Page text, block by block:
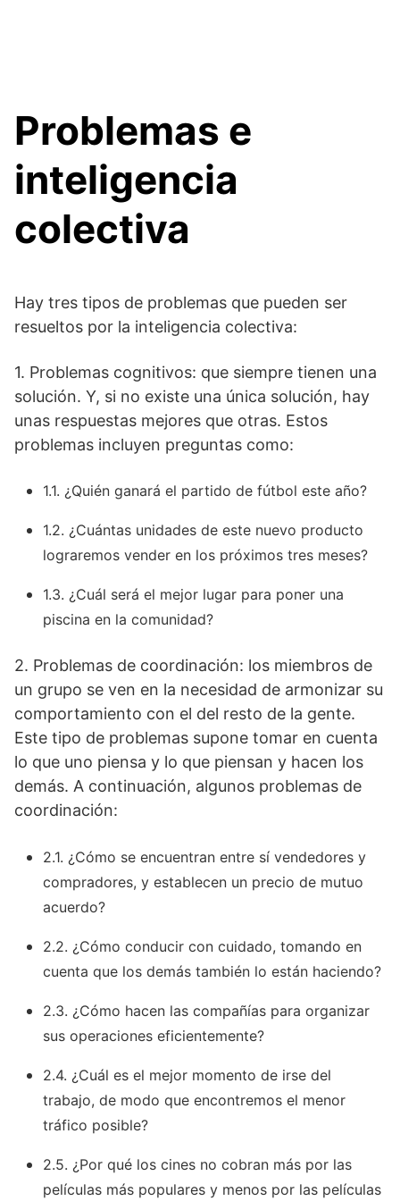
Problemas e
inteligencia
colectiva
Hay tres tipos de problemas que pueden ser
resueltos por la inteligencia colectiva:
1. Problemas cognitivos: que siempre tienen una
solución. Y, si no existe una única solución, hay
unas respuestas mejores que otras. Estos
problemas incluyen preguntas como:
1.1. ¿Quién ganará el partido de fútbol este año?
1.2. ¿Cuántas unidades de este nuevo producto
lograremos vender en los próximos tres meses?
1.3. ¿Cuál será el mejor lugar para poner una
piscina en la comunidad?
2. Problemas de coordinación: los miembros de
un grupo se ven en la necesidad de armonizar su
comportamiento con el del resto de la gente.
Este tipo de problemas supone tomar en cuenta
lo que uno piensa y lo que piensan y hacen los
demás. A continuación, algunos problemas de
coordinación:
2.1. ¿Cómo se encuentran entre sí vendedores y
compradores, y establecen un precio de mutuo
acuerdo?
2.2. ¿Cómo conducir con cuidado, tomando en
cuenta que los demás también lo están haciendo?
2.3. ¿Cómo hacen las compañías para organizar
sus operaciones eficientemente?
2.4. ¿Cuál es el mejor momento de irse del
trabajo, de modo que encontremos el menor
tráfico posible?
2.5. ¿Por qué los cines no cobran más por las
películas más populares y menos por las películas